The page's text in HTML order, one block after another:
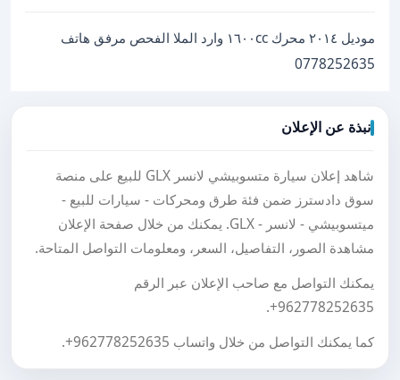
موديل ٢٠١٤ محرك ١٦٠٠cc وارد الملا الفحص مرفق هاتف
0778252635
نبذة عن الإعلان
شاهد إعلان سيارة متسوبيشي لانسر GLX للبيع على منصة
سوق دادسترز ضمن فئة طرق ومحركات - سيارات للبيع -
ميتسوبيشي - لانسر - GLX. يمكنك من خلال صفحة الإعلان
مشاهدة الصور، التفاصيل، السعر، ومعلومات التواصل المتاحة.
يمكنك التواصل مع صاحب الإعلان عبر الرقم
+962778252635
.
كما يمكنك التواصل من خلال واتساب +962778252635
.